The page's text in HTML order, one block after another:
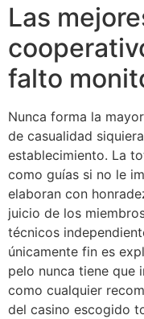
Las
falto
Nunca forma la
de casualidad
establecimiento. La
como guías si no le
elaboran con
juicio de los
técnicos
únicamente fin es
pelo nunca tiene que
como cualquier
del casino escogido